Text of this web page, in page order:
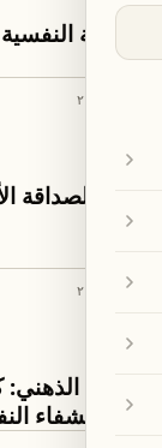
التكلفة
الذات
ثقافة ومجتمع
أنواع الصداقة
الصوم
على الشفاء